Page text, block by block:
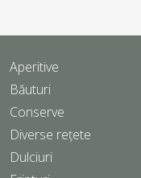
Aperitive
Băuturi
Conserve
Diverse rețete
Dulciuri